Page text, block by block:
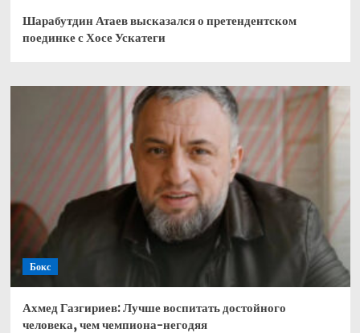
Шарабутдин Атаев высказался о претендентском
поединке с Хосе Ускатеги
Бокс
Ахмед Газгириев: Лучше воспитать достойного
человека, чем чемпиона-негодяя